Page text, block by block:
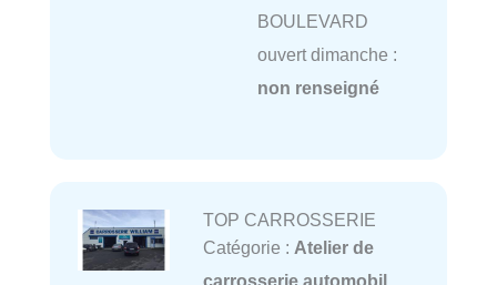
BOULEVARD
ouvert dimanche :
non renseigné
TOP CARROSSERIE
Catégorie : Atelier de
carrosserie automobil